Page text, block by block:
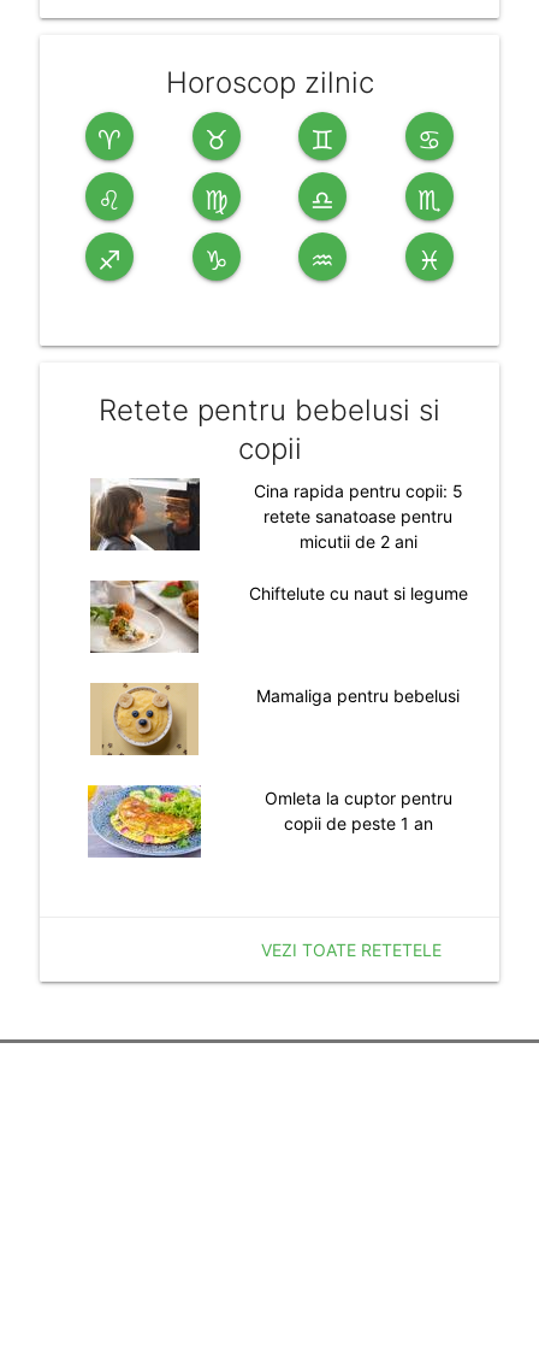
Horoscop zilnic
♈ ♉ ♊ ♋
♌ ♍ ♎ ♏
♐ ♑ ♒ ♓
Retete pentru bebelusi si
copii
Cina rapida pentru copii: 5
retete sanatoase pentru
micutii de 2 ani
Chiftelute cu naut si legume
Mamaliga pentru bebelusi
Omleta la cuptor pentru
copii de peste 1 an
VEZI TOATE RETETELE